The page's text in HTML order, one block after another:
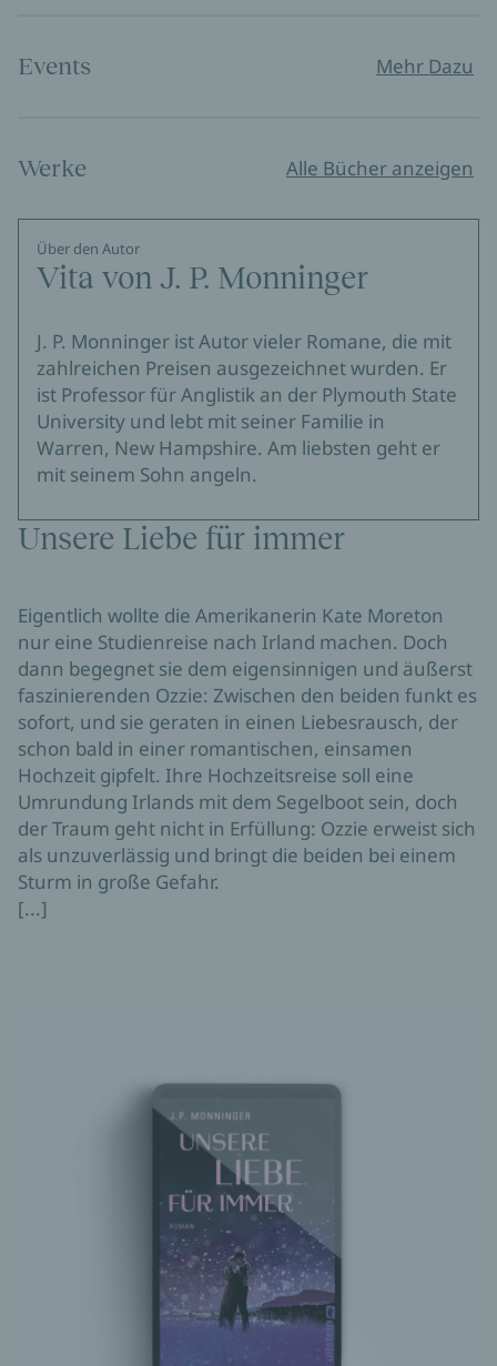
Events Mehr Dazu
Werke Alle Bücher anzeigen
Über den Autor
Vita von J. P. Monninger
J. P. Monninger ist Autor vieler Romane, die mit
zahlreichen Preisen ausgezeichnet wurden. Er
ist Professor für Anglistik an der Plymouth State
University und lebt mit seiner Familie in
Warren, New Hampshire. Am liebsten geht er
mit seinem Sohn angeln.
Unsere Liebe für immer
Eigentlich wollte die Amerikanerin Kate Moreton
nur eine Studienreise nach Irland machen. Doch
dann begegnet sie dem eigensinnigen und äußerst
faszinierenden Ozzie: Zwischen den beiden funkt es
sofort, und sie geraten in einen Liebesrausch, der
schon bald in einer romantischen, einsamen
Hochzeit gipfelt. Ihre Hochzeitsreise soll eine
Umrundung Irlands mit dem Segelboot sein, doch
der Traum geht nicht in Erfüllung: Ozzie erweist sich
als unzuverlässig und bringt die beiden bei einem
Sturm in große Gefahr.
[...]